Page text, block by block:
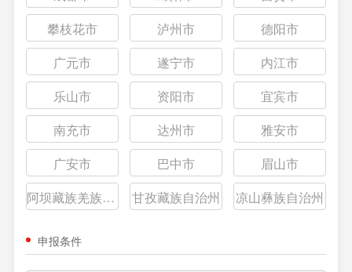
攀枝花市
泸州市
德阳市
广元市
遂宁市
内江市
乐山市
资阳市
宜宾市
南充市
达州市
雅安市
广安市
巴中市
眉山市
阿坝藏族羌族自治州
甘孜藏族自治州 凉山彝族自治州
申报条件